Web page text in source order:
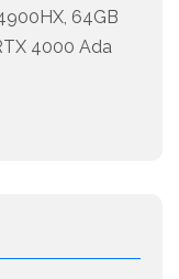
64GB
4000 Ada